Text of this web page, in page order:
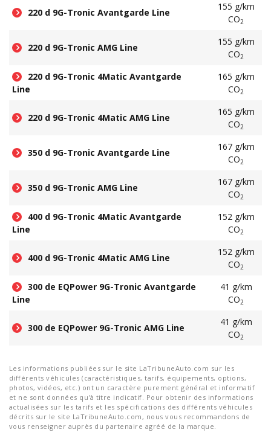
220 d 9G-Tronic Avantgarde Line
155 g/km
CO2
220 d 9G-Tronic AMG Line
155 g/km
CO2
220 d 9G-Tronic 4Matic Avantgarde
Line
165 g/km
CO2
220 d 9G-Tronic 4Matic AMG Line
165 g/km
CO2
350 d 9G-Tronic Avantgarde Line
167 g/km
CO2
350 d 9G-Tronic AMG Line
167 g/km
CO2
400 d 9G-Tronic 4Matic Avantgarde
Line
152 g/km
CO2
400 d 9G-Tronic 4Matic AMG Line
152 g/km
CO2
300 de EQPower 9G-Tronic Avantgarde
Line
41 g/km
CO2
300 de EQPower 9G-Tronic AMG Line
41 g/km
CO2
Les informations publiées sur le site LaTribuneAuto.com sur les
différents véhicules (caractéristiques, tarifs, équipements, options,
photos, vidéos, etc.) ont un caractère purement général et informatif
et ne sont données qu'à titre indicatif. Pour obtenir des informations
actualisées sur les tarifs et les spécifications des différents véhicules
décrits sur le site LaTribuneAuto.com, nous vous recommandons de
vous renseigner auprès du partenaire agréé de la marque.